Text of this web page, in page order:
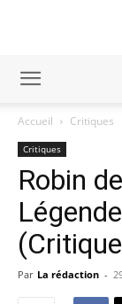
Accueil Critiques
Critiques
Robin
Par La rédaction -